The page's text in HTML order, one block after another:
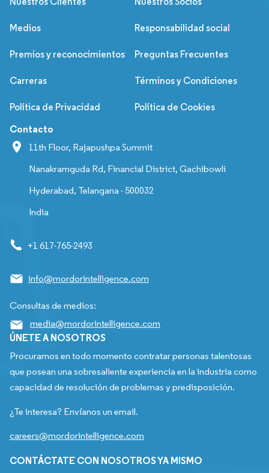
Medios Responsabilidad social
Premios y reconocimientos Preguntas Frecuentes
Carreras Términos y Condiciones
Política de Privacidad Política de Cookies
Contacto
11th Floor, Rajapushpa Summit
Nanakramguda Rd, Financial District, Gachibowli
Hyderabad, Telangana - 500032
India
+1 617-765-2493
info@mordorintelligence.com
Consultas de medios:
media@mordorintelligence.com
ÚNETE A NOSOTROS
Procuramos en todo momento contratar personas talentosas
que posean una sobresaliente experiencia en la industria como
capacidad de resolución de problemas y predisposición.
¿Te interesa? Envíanos un email.
careers@mordorintelligence.com
CONTÁCTATE CON NOSOTROS YA MISMO